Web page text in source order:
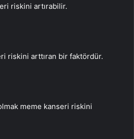
riskini artırabilir.
riskini arttıran bir faktördür.
meme kanseri riskini